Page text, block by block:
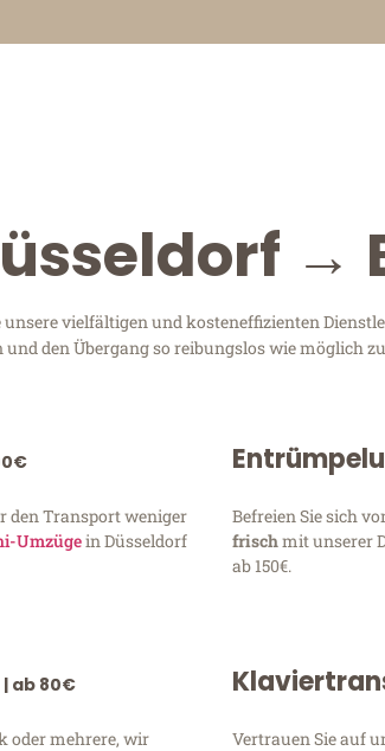
→
vielfältigen und kosteneffizienten
den Übergang so reibungslos wie möglich
den Transport weniger
Umzügein Düsseldorf
Befreien Sie sich
frischmit unserer
ab 150€.
| ab 80€
oder mehrere, wir
Vertrauen Sie auf